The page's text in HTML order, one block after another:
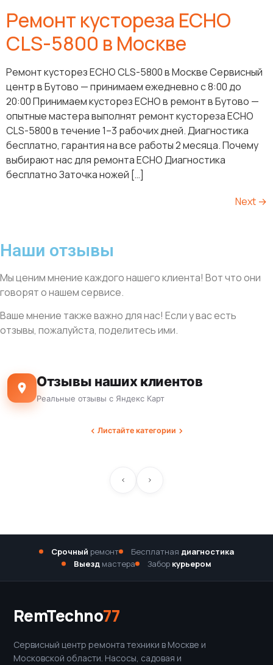
Ремонт кустореза ECHO
CLS-5800 в Москве
Ремонт кусторез ECHO CLS-5800 в Москве Сервисный
центр в Бутово — принимаем ежедневно с 8:00 до
20:00 Принимаем кусторез ECHO в ремонт в Бутово —
опытные мастера выполнят ремонт кустореза ECHO
CLS-5800 в течение 1–3 рабочих дней. Диагностика
бесплатно, гарантия на все работы 2 месяца. Почему
выбирают нас для ремонта ECHO Диагностика
бесплатно Заточка ножей […]
Next →
Наши отзывы
Мы ценим мнение каждого нашего клиента! Вот что они
говорят о нашем сервисе.
Ваше мнение также важно для нас! Если у вас есть
отзывы, пожалуйста, поделитесь ими.
Отзывы наших клиентов
Реальные отзывы с Яндекс Карт
Листайте категории
Срочный ремонт Бесплатная диагностика
Выезд мастера Забор курьером
RemTechno77
Сервисный центр ремонта техники в Москве и
Московской области. Насосы, садовая и